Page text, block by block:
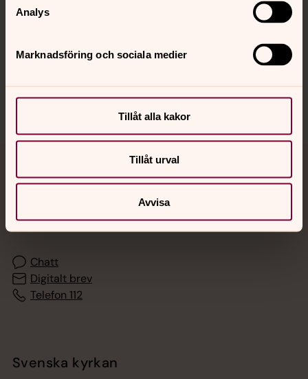
Analys
Marknadsföring och sociala medier
Tillåt alla kakor
Tillåt urval
Avvisa
Hitta snabbt
Jourhavande präst
Akut samtals- och krisstöd. Prata eller chatta anonymt
med en präst på kvällar och nätter.
Chatt
Digitalt brev
Telefon 112
Svenska kyrkan